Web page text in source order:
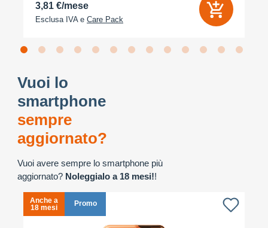
3,81 €/mese
Esclusa IVA e Care Pack
Vuoi lo
smartphone
sempre
aggiornato?
Vuoi avere sempre lo smartphone più
aggiornato? Noleggialo a 18 mesi!!
Anche a
18 mesi
Promo